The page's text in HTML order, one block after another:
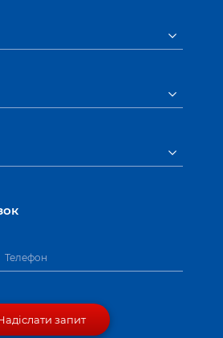
Телефон
запит